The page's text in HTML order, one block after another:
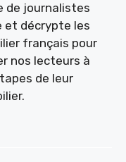
de journalistes
et décrypte les
français pour
nos lecteurs à
de leur